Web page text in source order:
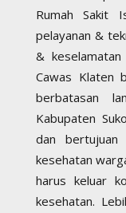
Rumah Sakit
pelayanan &
& keselamatan
Cawas Klaten
berbatasan
Kabupaten
dan bertujuan
kesehatan
harus keluar
kesehatan.